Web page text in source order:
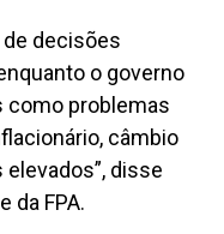
de decisões
o governo
como problemas
câmbio
disse
da FPA.